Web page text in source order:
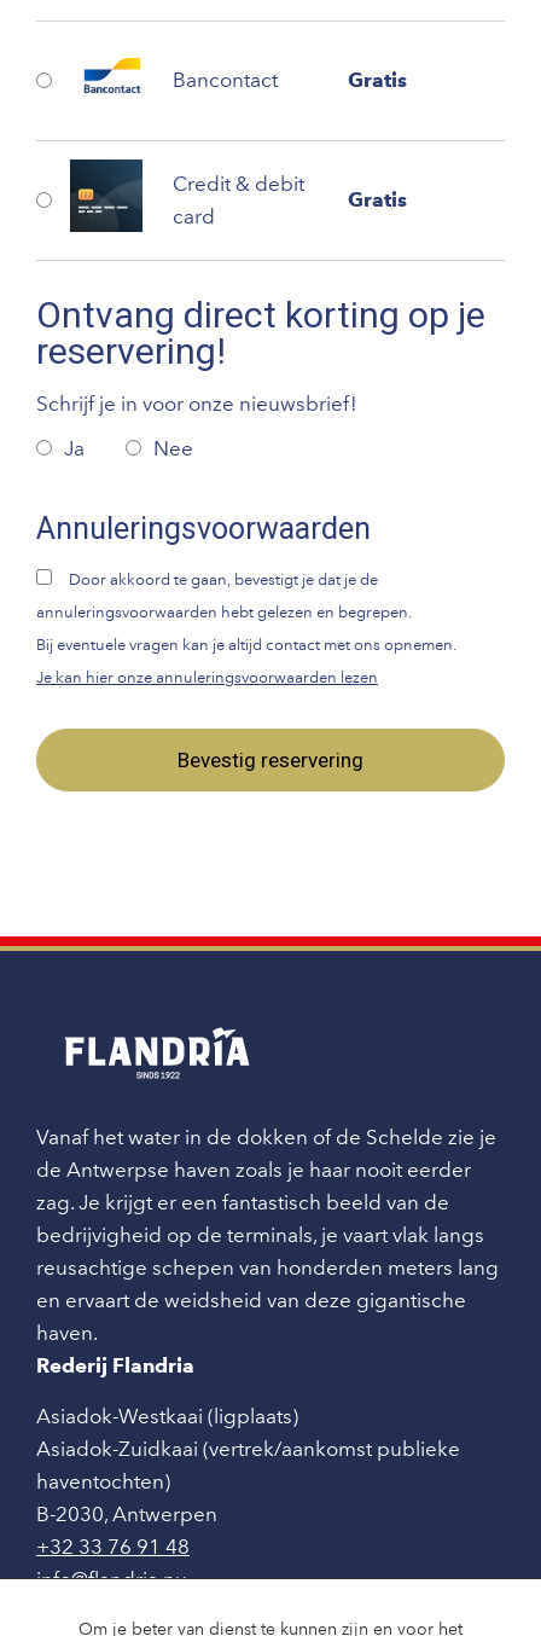
Om je beter van dienst te kunnen zijn en voor het
Bancontact Gratis
Credit & debit
card
Gratis
Ontvang direct korting op je
reservering!
Schrijf je in voor onze nieuwsbrief!
Ja
Nee
Annuleringsvoorwaarden
Door akkoord te gaan, bevestigt je dat je de
annuleringsvoorwaarden hebt gelezen en begrepen.
Bij eventuele vragen kan je altijd contact met ons opnemen.
Je kan hier onze annuleringsvoorwaarden lezen
Bevestig reservering
Vanaf het water in de dokken of de Schelde zie je
de Antwerpse haven zoals je haar nooit eerder
zag. Je krijgt er een fantastisch beeld van de
bedrijvigheid op de terminals, je vaart vlak langs
reusachtige schepen van honderden meters lang
en ervaart de weidsheid van deze gigantische
haven.
Rederij Flandria
Asiadok-Westkaai (ligplaats)
Asiadok-Zuidkaai (vertrek/aankomst publieke
haventochten)
B-2030, Antwerpen
+32 33 76 91 48
info@flandria.nu
Contact